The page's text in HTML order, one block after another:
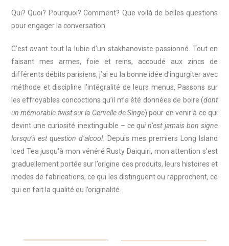
Qui? Quoi? Pourquoi? Comment? Que voilà de belles questions
pour engager la conversation.
C’est avant tout la lubie d’un stakhanoviste passionné. Tout en
faisant mes armes, foie et reins, accoudé aux zincs de
différents débits parisiens, j’ai eu la bonne idée d’ingurgiter avec
méthode et discipline l’intégralité de leurs menus. Passons sur
les effroyables concoctions qu’il m’a été données de boire (dont
un mémorable twist sur la Cervelle de Singe) pour en venir à ce qui
devint une curiosité inextinguible – ce qui n’est jamais bon signe
lorsqu’il est question d’alcool. Depuis mes premiers Long Island
Iced Tea jusqu’à mon vénéré Rusty Daiquiri, mon attention s’est
graduellement portée sur l’origine des produits, leurs histoires et
modes de fabrications, ce qui les distinguent ou rapprochent, ce
qui en fait la qualité ou l’originalité.